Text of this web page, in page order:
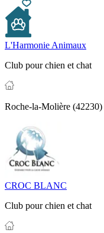
L'Harmonie Animaux
Club pour chien et chat
Roche-la-Molière (42230)
CROC BLANC
Club pour chien et chat